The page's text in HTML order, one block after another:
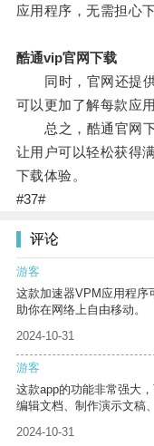
应用程序，无需担心
酷通vip官网下载
同时，官网还提供
可以更加了解每款应
总之，酷通官网下
让用户可以轻松获得
下载体验。
#37#
评论
游客
这款加速器VPM应用程序
助你在网络上自由移动。
2024-10-31
游客
这款app的功能非常强大
编辑文档、制作演示文稿
2024-10-31